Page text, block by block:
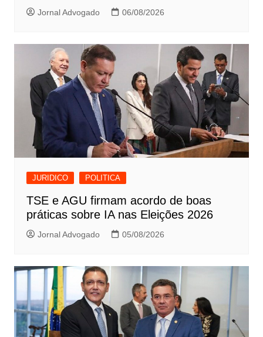
Jornal Advogado 06/08/2026
JURIDICO POLITICA
TSE e AGU firmam acordo de boas
práticas sobre IA nas Eleições 2026
Jornal Advogado 05/08/2026